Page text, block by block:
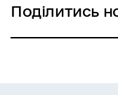
Поділитись